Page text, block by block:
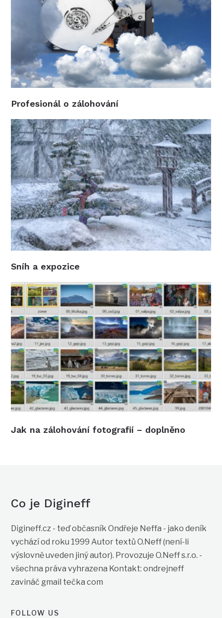
Profesionál o zálohování
Sníh a expozice
Jak na zálohování fotografií – doplněno
Co je Digineff
Digineff.cz - teď občasník Ondřeje Neffa - jako deník
vychází od roku 1999 Autor textů O.Neff (není-li
výslovně uveden jiný autor). Provozuje O.Neff s.r.o. -
všechna práva vyhrazena Kontakt: ondrejneff
zavináč gmail tečka com
FOLLOW US